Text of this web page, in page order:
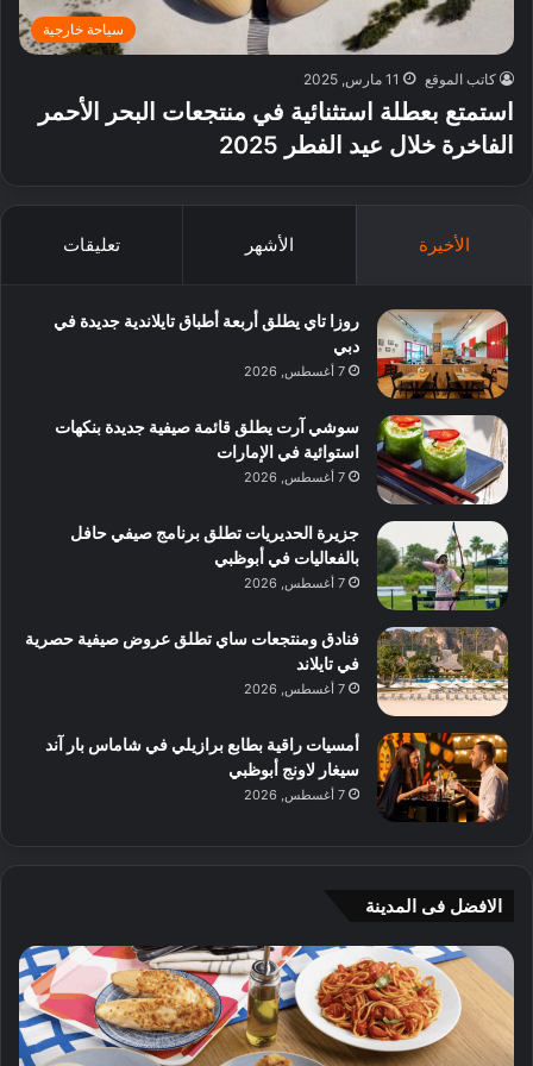
سياحة خارجية
كاتب الموقع 11 مارس, 2025
استمتع بعطلة استثنائية في منتجعات البحر الأحمر
الفاخرة خلال عيد الفطر 2025
الأخيرة الأشهر تعليقات
روزا تاي يطلق أربعة أطباق تايلاندية جديدة في
دبي
7 أغسطس, 2026
سوشي آرت يطلق قائمة صيفية جديدة بنكهات
استوائية في الإمارات
7 أغسطس, 2026
جزيرة الحديريات تطلق برنامج صيفي حافل
بالفعاليات في أبوظبي
7 أغسطس, 2026
فنادق ومنتجعات ساي تطلق عروض صيفية حصرية
في تايلاند
7 أغسطس, 2026
أمسيات راقية بطابع برازيلي في شاماس بار آند
سيغار لاونج أبوظبي
7 أغسطس, 2026
الافضل فى المدينة
ن
ت